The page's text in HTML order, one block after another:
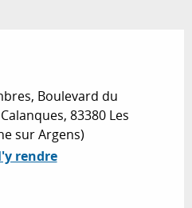
Boulevard du
83380 Les
sur Argens)
rendre